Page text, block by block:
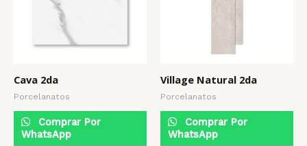
Cava 2da
Porcelanatos
Comprar Por
WhatsApp
Village Natural 2da
Porcelanatos
Comprar Por
WhatsApp